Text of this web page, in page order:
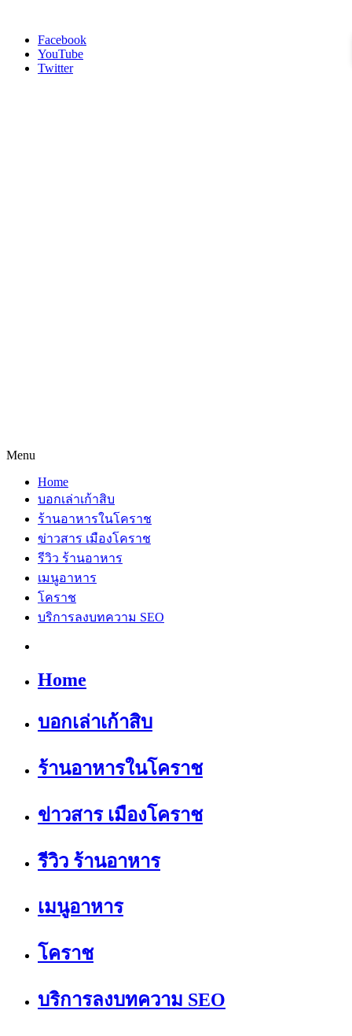
Facebook
YouTube
Twitter
Menu
Home
บอกเล่าเก้าสิบ
ร้านอาหารในโคราช
ข่าวสาร เมืองโคราช
รีวิว ร้านอาหาร
เมนูอาหาร
โคราช
บริการลงบทความ SEO
Home
บอกเล่าเก้าสิบ
ร้านอาหารในโคราช
ข่าวสาร เมืองโคราช
รีวิว ร้านอาหาร
เมนูอาหาร
โคราช
บริการลงบทความ SEO